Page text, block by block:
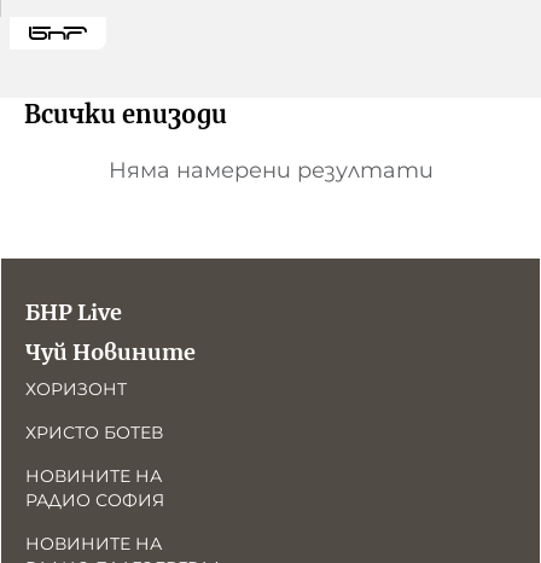
Всички епизоди
Няма намерени резултати
БНР Live
Чуй Новините
ХОРИЗОНТ
ХРИСТО БОТЕВ
НОВИНИТЕ НА
РАДИО СОФИЯ
НОВИНИТЕ НА